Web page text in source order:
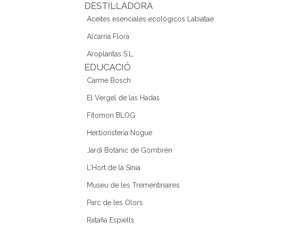
DESTIL·LADORA
Aceites esenciales ecológicos Labiatae
Alcarria Flora
Aroplantas S.L.
EDUCACIÓ
Carme Bosch
El Vergel de las Hadas
Fitomon BLOG
Herboristeria Nogué
Jardí Botànic de Gombrèn
L'Hort de la Sínia
Museu de les Trementinaires
Parc de les Olors
Ratafia Espiells